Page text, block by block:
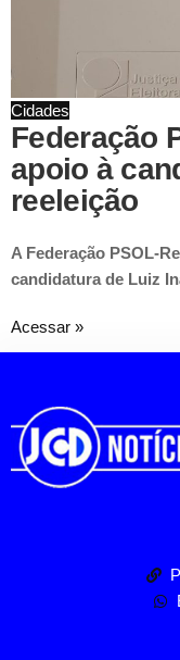
Cidades
Federação
apoio à
reeleição
A Federação PSOL-
candidatura de Luiz
Acessar »